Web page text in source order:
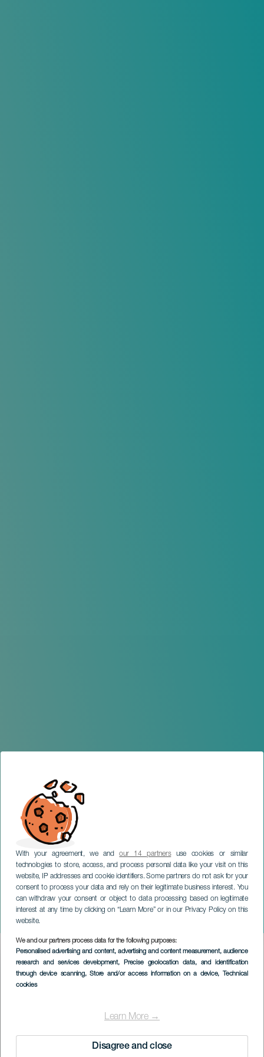
With your agreement, we andour 14 partnersuse cookies or similar
technologies to store, access, and process personal data like your visit on this
website, IP addresses and cookie identifiers. Some partners do not ask for your
consent to process your data and rely on their legitimate business interest. You
can withdraw your consent or object to data processing based on legitimate
interest at any time by clicking on “Learn More” or in our Privacy Policy on this
website.
We and our partners process data for the following purposes:
Personalised advertising and content, advertising and content measurement, audience
research and services development, Precise geolocation data, and identification
through device scanning, Store and/or access information on a device, Technical
cookies
Learn More →
Disagree and close
La Graciosa, Costa och
Villa de Teguise Carnival
LA GRACIOSA
Imagen
Listado